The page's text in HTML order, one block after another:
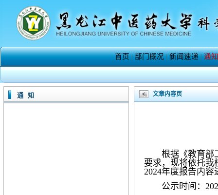
首页|部门概况|新闻速递|通
通 知 文章内容页
根据《教育部
要求， 现将依托我
2024年度报告内容
公示时间：